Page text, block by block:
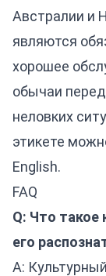
Австралии и
являются
хорошее
обычаи
неловких
этикете
English.
FAQ
Q: Что такое
его
A: